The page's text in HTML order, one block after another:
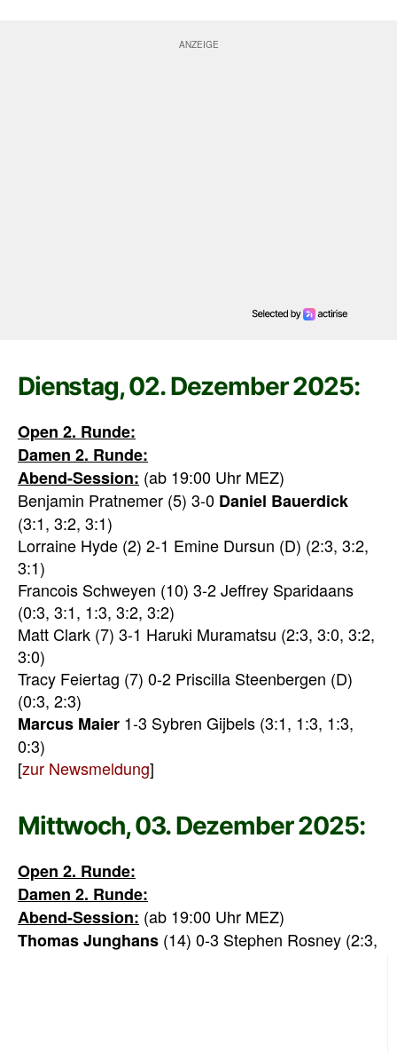
Dienstag, 02. Dezember 2025:
Open 2. Runde:
Damen 2. Runde:
Abend-Session: (ab 19:00 Uhr MEZ)
Benjamin Pratnemer (5) 3-0 Daniel Bauerdick
(3:1, 3:2, 3:1)
Lorraine Hyde (2) 2-1 Emine Dursun (D) (2:3, 3:2,
3:1)
Francois Schweyen (10) 3-2 Jeffrey Sparidaans
(0:3, 3:1, 1:3, 3:2, 3:2)
Matt Clark (7) 3-1 Haruki Muramatsu (2:3, 3:0, 3:2,
3:0)
Tracy Feiertag (7) 0-2 Priscilla Steenbergen (D)
(0:3, 2:3)
Marcus Maier 1-3 Sybren Gijbels (3:1, 1:3, 1:3,
0:3)
[zur Newsmeldung]
Mittwoch, 03. Dezember 2025:
Open 2. Runde:
Damen 2. Runde:
Abend-Session: (ab 19:00 Uhr MEZ)
Thomas Junghans (14) 0-3 Stephen Rosney (2:3,